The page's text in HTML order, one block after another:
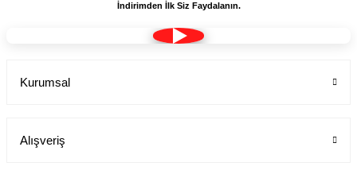
İndirimden İlk Siz Faydalanın.
Kurumsal
Alışveriş